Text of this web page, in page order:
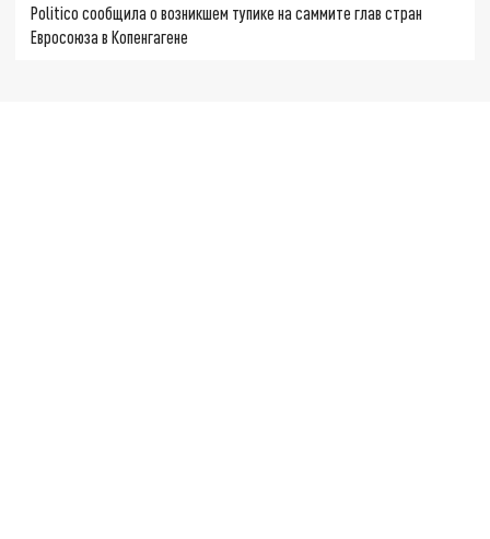
Politico сообщила о возникшем тупике на саммите глав стран
Евросоюза в Копенгагене